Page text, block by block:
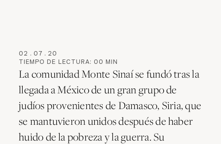
02 . 07 . 20
TIEMPO DE LECTURA: 00 MIN
La comunidad Monte Sinaí se fundó tras la
llegada a México de un gran grupo de
judíos provenientes de Damasco, Siria, que
se mantuvieron unidos después de haber
huido de la pobreza y la guerra. Su